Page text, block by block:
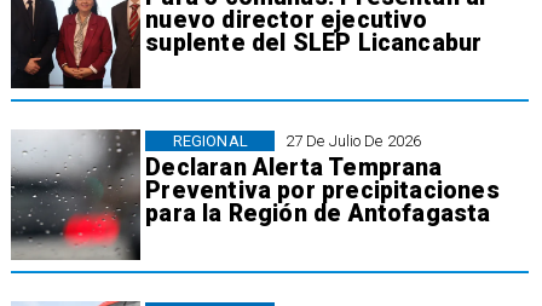
nuevo director ejecutivo
suplente del SLEP Licancabur
27 De Julio De 2026
Declaran Alerta Temprana
Preventiva por precipitaciones
para la Región de Antofagasta
REGIONAL